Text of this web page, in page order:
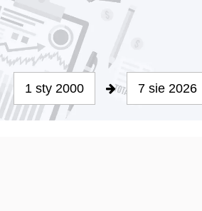
1 sty 2000 7 sie 2026